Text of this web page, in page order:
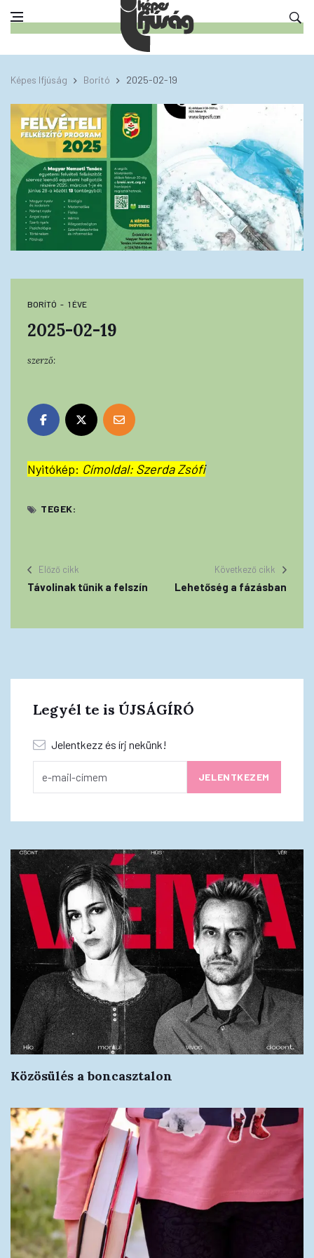
Képes Ifjúság Borító 2025-02-19
BORÍTÓ 1 ÉVE
2025-02-19
szerző:
Nyitókép: Címoldal: Szerda Zsófi
TEGEK:
Előző cikk
Távolinak tűnik a felszín
Következő cikk
Lehetőség a fázásban
Legyél te is ÚJSÁGÍRÓ
Jelentkezz és írj nekünk!
Közösülés a boncasztalon